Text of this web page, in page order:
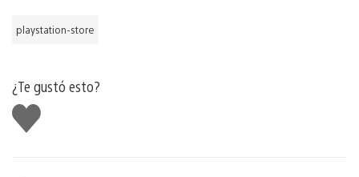
playstation-store
¿Te gustó esto?
Me
gusta